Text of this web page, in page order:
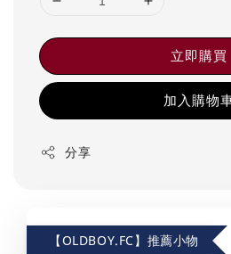
立即購買
加入購物
分享
【OLDBOY.FC】推薦小物